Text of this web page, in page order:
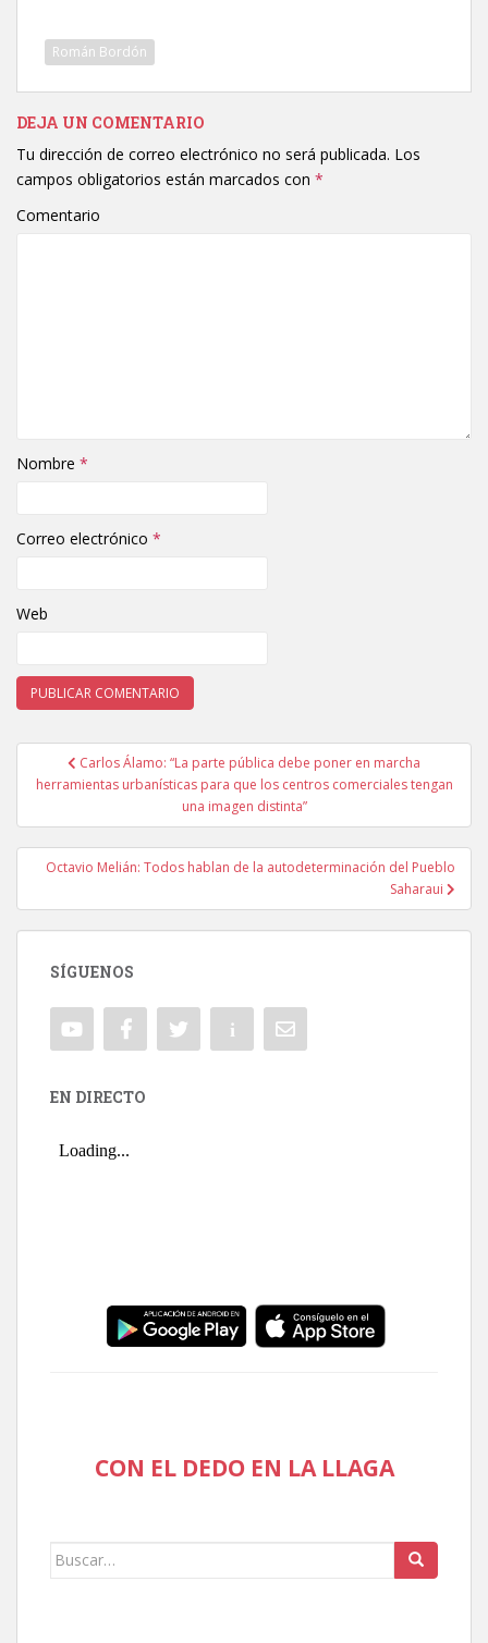
Román Bordón
DEJA UN COMENTARIO
Tu dirección de correo electrónico no será publicada. Los
campos obligatorios están marcados con *
Comentario
Nombre *
Correo electrónico *
Web
Navegación de entradas
Carlos Álamo: “La parte pública debe poner en marcha
herramientas urbanísticas para que los centros comerciales tengan
una imagen distinta”
Octavio Melián: Todos hablan de la autodeterminación del Pueblo
Saharaui
SÍGUENOS
EN DIRECTO
CON EL DEDO EN LA LLAGA
Buscar: